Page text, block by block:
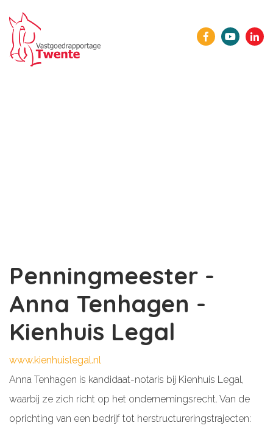
Penningmeester -
Anna Tenhagen -
Kienhuis Legal
www.kienhuislegal.nl
Anna Tenhagen is kandidaat-notaris bij Kienhuis Legal,
waarbij ze zich richt op het ondernemingsrecht. Van de
oprichting van een bedrijf tot herstructureringstrajecten: